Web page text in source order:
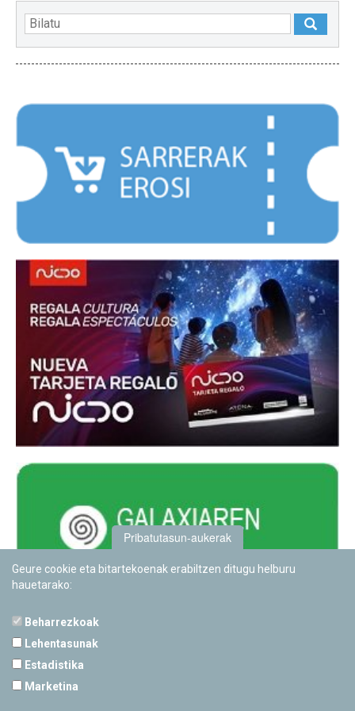
Pribatutasun-aukerak
Geure cookie eta bitartekoenak erabiltzen ditugu helburu
hauetarako:
Beharrezkoak
Lehentasunak
Estadistika
Marketina